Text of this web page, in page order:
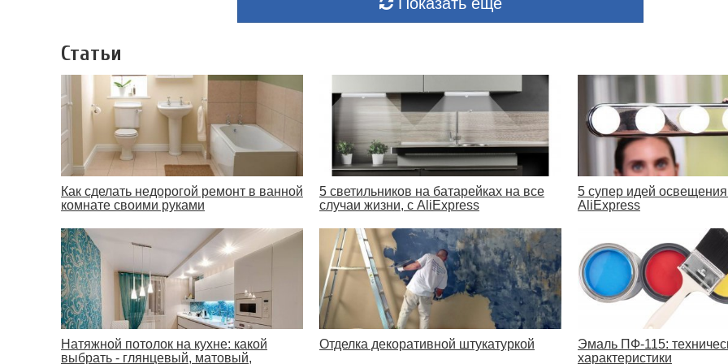
Показать ещё
Статьи
Как сделать недорогой ремонт в ванной
комнате своими руками
5 светильников на батарейках на все
случаи жизни, с AliExpress
5 супер идей
AliExpress
Натяжной потолок на кухне: какой
выбрать - глянцевый, матовый,
Отделка декоративной штукатуркой
Эмаль ПФ-115:
характеристики